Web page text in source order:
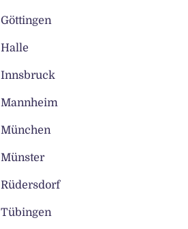
Göttingen
Halle
Innsbruck
Mannheim
München
Münster
Rüdersdorf
Tübingen